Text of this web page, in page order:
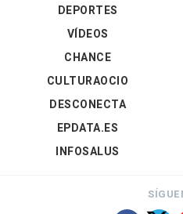
DEPORTES
VÍDEOS
CHANCE
CULTURAOCIO
DESCONECTA
EPDATA.ES
INFOSALUS